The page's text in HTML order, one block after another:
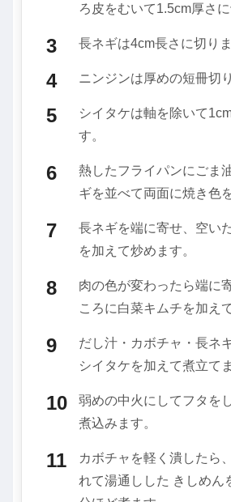
ろ皮をむいて1.5cm厚さに
長ネギは4cm長さに切りま
ニンジンは厚めの短冊切
シイタケは軸を除いて
す。
熱したフライパンにごま
ギを並べて両面に焼き色
長ネギを端に寄せ、空い
を加えて炒めます。
肉の色が変わったら端に
ころに白菜キムチを加え
だし汁・カボチャ・長ネ
シイタケを加えて煮立て
弱めの中火にしてフタを
煮込みます。
カボチャを軽く潰したら
れて湯通しした きしめん